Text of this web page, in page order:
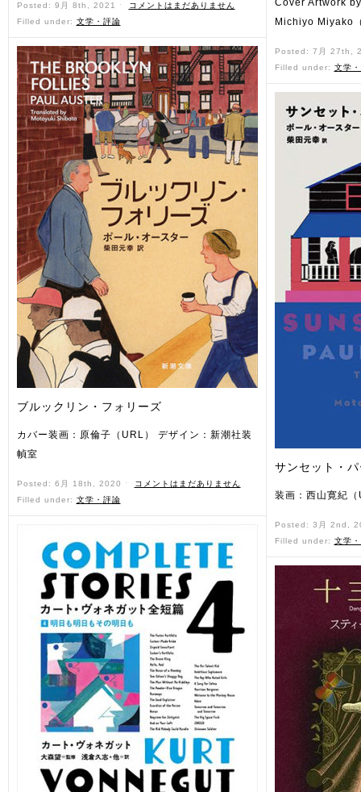
Posted: 9月 8th, 2021 ˑ
コメントはまだありません
Filled under: 文学・評論
ブルックリン・フォリーズ
カバー装画：原倫子（URL） デザイン：新潮社装
幀室
Posted: 6月 18th, 2020 ˑ
コメントはまだありません
Filled under: 文学・評論
Cover Artwork
Michiyo Miyako
Posted: 7月 27th,
Filled under: 文学
サンセット・
装画：西山寛紀
Posted: 3月 2nd,
Filled under: 文学